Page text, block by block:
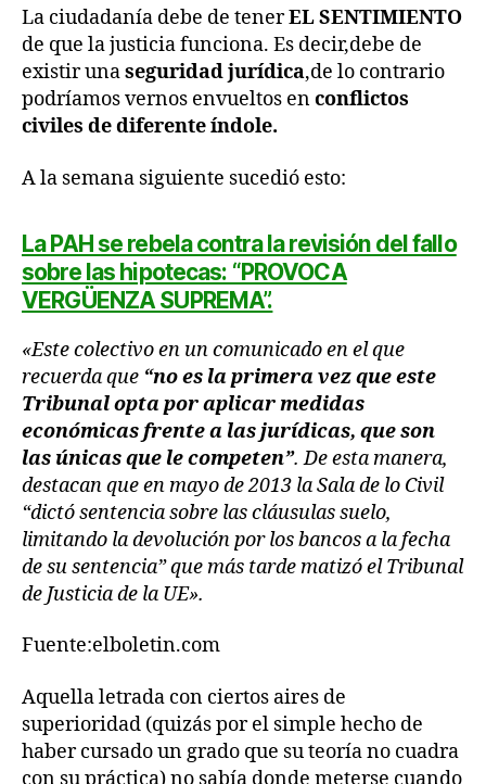
La ciudadanía debe de tenerEL SENTIMIENTO
de que la justicia funciona. Es decir,debe de
existir unaseguridad jurídica,de lo contrario
podríamos vernos envueltos enconflictos
civiles de diferente índole.
A la semana siguiente sucedió esto:
La PAH se rebela contra la revisión del fallo
sobre las hipotecas: “PROVOCA
VERGÜENZA SUPREMA”.
«Este colectivo en un comunicado en el que
recuerda que “no es la primera vez que este
Tribunal opta por aplicar medidas
económicas frente a las jurídicas, que son
las únicas que le competen”. De esta manera,
destacan que en mayo de 2013 la Sala de lo Civil
“dictó sentencia sobre las cláusulas suelo,
limitando la devolución por los bancos a la fecha
de su sentencia” que más tarde matizó el Tribunal
de Justicia de la UE».
Fuente:elboletin.com
Aquella letrada con ciertos aires de
superioridad (quizás por el simple hecho de
haber cursado un grado que su teoría no cuadra
con su práctica) no sabía donde meterse cuando